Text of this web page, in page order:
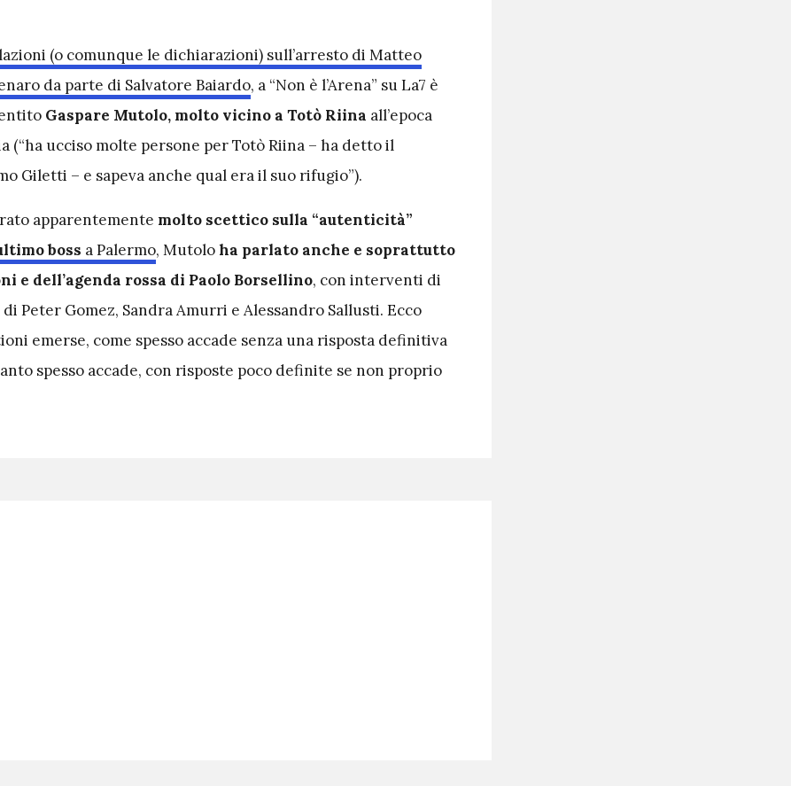
(o comunque le dichiarazioni) sull’arresto di Matteo
da parte di Salvatore Baiardo, a “Non è l’Arena” su La7 è
Gaspare Mutolo, molto vicino a Totò Riina all’epoca
(“ha ucciso molte persone per Totò Riina – ha detto il
Giletti – e sapeva anche qual era il suo rifugio”).
apparentemente molto scettico sulla “autenticità”
boss a Palermo, Mutoloha parlato anche e soprattutto
e dell’agenda rossa di Paolo Borsellino, con interventi di
Peter Gomez, Sandra Amurri e Alessandro Sallusti. Ecco
emerse, come spesso accade senza una risposta definitiva
spesso accade, con risposte poco definite se non proprio